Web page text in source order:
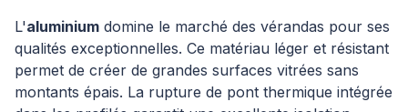
L'aluminium domine le marché des vérandas pour ses
qualités exceptionnelles. Ce matériau léger et résistant
permet de créer de grandes surfaces vitrées sans
montants épais. La rupture de pont thermique intégrée